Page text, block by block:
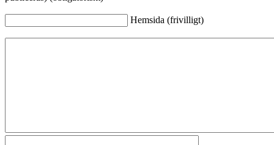
Hemsida (frivilligt)